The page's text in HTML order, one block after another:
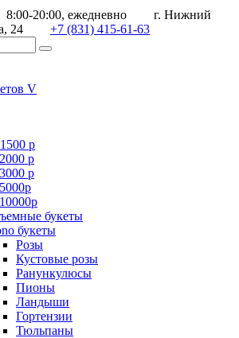
8:00-20:00, ежедневно
г. Нижний
24
+7 (831) 415-61-63
р
р
р
букеты
букеты
Розы
Кустовые розы
Ранункулюсы
Пионы
Ландыши
Гортензии
Тюльпаны